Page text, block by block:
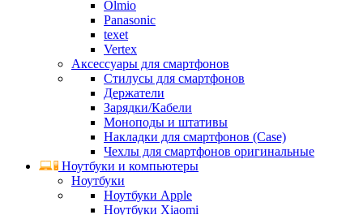
Olmio
Panasonic
texet
Vertex
Аксессуары для смартфонов
Стилусы для смартфонов
Держатели
Зарядки/Кабели
Моноподы и штативы
Накладки для смартфонов (Case)
Чехлы для смартфонов оригинальные
Ноутбуки и компьютеры
Ноутбуки
Ноутбуки Apple
Ноутбуки Xiaomi